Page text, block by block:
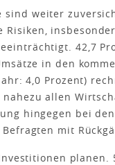
sind weiter
42,7
in den
4,0 Prozent)
allen
hingegen bei den
mit
planen.